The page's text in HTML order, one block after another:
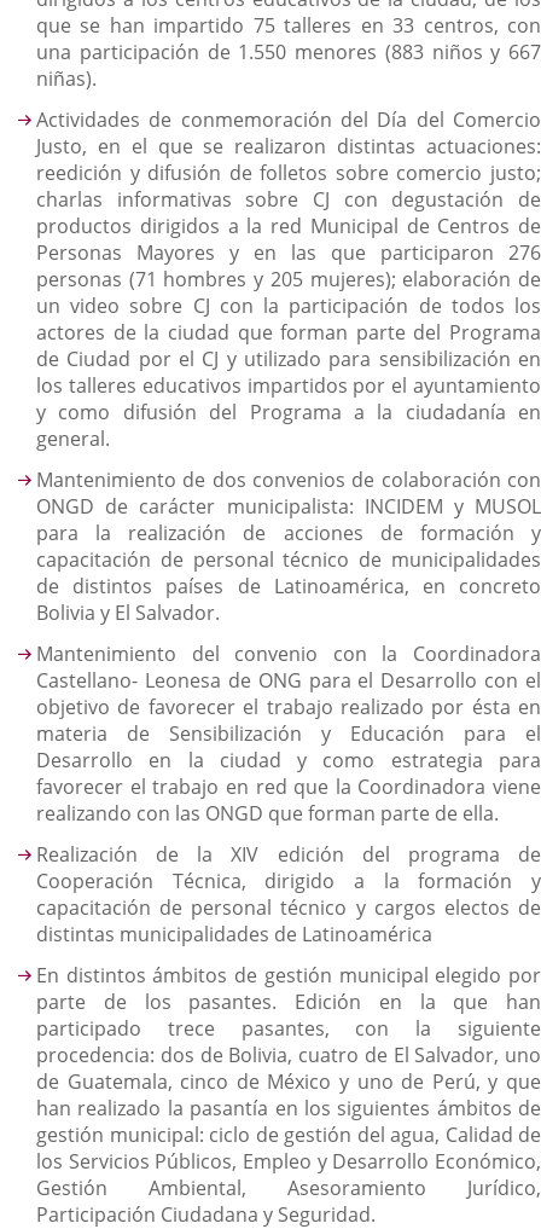
que se han impartido 75 talleres en 33 centros, con
una participación de 1.550 menores (883 niños y 667
niñas).
Actividades de conmemoración del Día del Comercio
Justo, en el que se realizaron distintas actuaciones:
reedición y difusión de folletos sobre comercio justo;
charlas informativas sobre CJ con degustación de
productos dirigidos a la red Municipal de Centros de
Personas Mayores y en las que participaron 276
personas (71 hombres y 205 mujeres); elaboración de
un video sobre CJ con la participación de todos los
actores de la ciudad que forman parte del Programa
de Ciudad por el CJ y utilizado para sensibilización en
los talleres educativos impartidos por el ayuntamiento
y como difusión del Programa a la ciudadanía en
general.
Mantenimiento de dos convenios de colaboración con
ONGD de carácter municipalista: INCIDEM y MUSOL
para la realización de acciones de formación y
capacitación de personal técnico de municipalidades
de distintos países de Latinoamérica, en concreto
Bolivia y El Salvador.
Mantenimiento del convenio con la Coordinadora
Castellano- Leonesa de ONG para el Desarrollo con el
objetivo de favorecer el trabajo realizado por ésta en
materia de Sensibilización y Educación para el
Desarrollo en la ciudad y como estrategia para
favorecer el trabajo en red que la Coordinadora viene
realizando con las ONGD que forman parte de ella.
Realización de la XIV edición del programa de
Cooperación Técnica, dirigido a la formación y
capacitación de personal técnico y cargos electos de
distintas municipalidades de Latinoamérica
En distintos ámbitos de gestión municipal elegido por
parte de los pasantes. Edición en la que han
participado trece pasantes, con la siguiente
procedencia: dos de Bolivia, cuatro de El Salvador, uno
de Guatemala, cinco de México y uno de Perú, y que
han realizado la pasantía en los siguientes ámbitos de
gestión municipal: ciclo de gestión del agua, Calidad de
los Servicios Públicos, Empleo y Desarrollo Económico,
Gestión Ambiental, Asesoramiento Jurídico,
Participación Ciudadana y Seguridad.